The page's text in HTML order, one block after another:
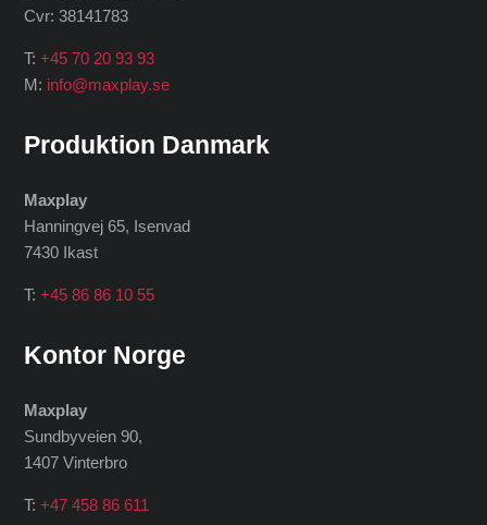
Cvr: 38141783
T:+45 70 20 93 93
M: info@maxplay.se
Produktion Danmark
Maxplay
Hanningvej 65, Isenvad
7430 Ikast
T:+45 86 86 10 55
Kontor Norge
Maxplay
Sundbyveien 90,
1407 Vinterbro
T:+47 458 86 611